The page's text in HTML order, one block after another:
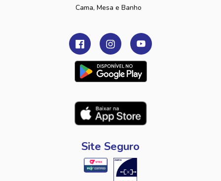
Cama, Mesa e Banho
Site Seguro